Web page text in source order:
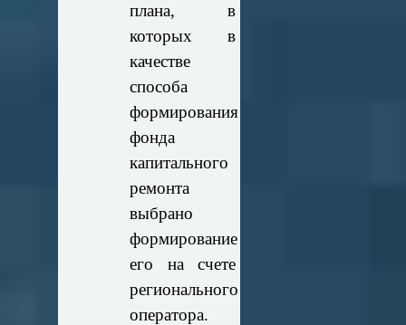
плана, в
которых в
качестве
способа
формирования
фонда
капитального
ремонта
выбрано
формирование
его на счете
регионального
оператора.